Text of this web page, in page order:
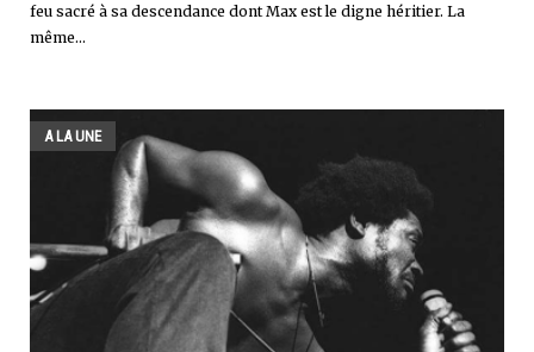
feu sacré à sa descendance dont Max est le digne héritier. La
même...
A LA UNE